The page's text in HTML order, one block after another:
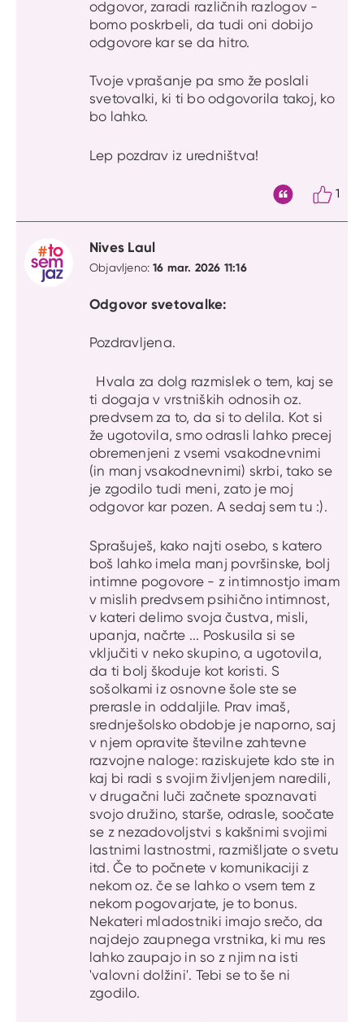
odgovor, zaradi različnih razlogov -
bomo poskrbeli, da tudi oni dobijo
odgovore kar se da hitro.
Tvoje vprašanje pa smo že poslali
svetovalki, ki ti bo odgovorila takoj, ko
bo lahko.
Lep pozdrav iz uredništva!
1
Nives Laul
Objavljeno:16 mar. 2026 11:16
Odgovor svetovalke:
Pozdravljena.
Hvala za dolg razmislek o tem, kaj se
ti dogaja v vrstniških odnosih oz.
predvsem za to, da si to delila. Kot si
že ugotovila, smo odrasli lahko precej
obremenjeni z vsemi vsakodnevnimi
(in manj vsakodnevnimi) skrbi, tako se
je zgodilo tudi meni, zato je moj
odgovor kar pozen. A sedaj sem tu :).
Sprašuješ, kako najti osebo, s katero
boš lahko imela manj površinske, bolj
intimne pogovore - z intimnostjo imam
v mislih predvsem psihično intimnost,
v kateri delimo svoja čustva, misli,
upanja, načrte ... Poskusila si se
vključiti v neko skupino, a ugotovila,
da ti bolj škoduje kot koristi. S
sošolkami iz osnovne šole ste se
prerasle in oddaljile. Prav imaš,
srednješolsko obdobje je naporno, saj
v njem opravite številne zahtevne
razvojne naloge: raziskujete kdo ste in
kaj bi radi s svojim življenjem naredili,
v drugačni luči začnete spoznavati
svojo družino, starše, odrasle, soočate
se z nezadovoljstvi s kakšnimi svojimi
lastnimi lastnostmi, razmišljate o svetu
itd. Če to počnete v komunikaciji z
nekom oz. če se lahko o vsem tem z
nekom pogovarjate, je to bonus.
Nekateri mladostniki imajo srečo, da
najdejo zaupnega vrstnika, ki mu res
lahko zaupajo in so z njim na isti
'valovni dolžini'. Tebi se to še ni
zgodilo.